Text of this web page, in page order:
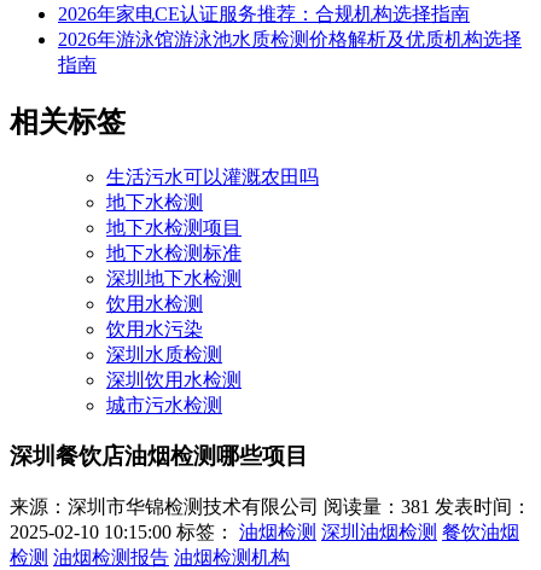
2026年家电CE认证服务推荐：合规机构选择指南
2026年游泳馆游泳池水质检测价格解析及优质机构选择
指南
相关标签
生活污水可以灌溉农田吗
地下水检测
地下水检测项目
地下水检测标准
深圳地下水检测
饮用水检测
饮用水污染
深圳水质检测
深圳饮用水检测
城市污水检测
深圳餐饮店油烟检测哪些项目
来源：深圳市华锦检测技术有限公司 阅读量：381 发表时间：
2025-02-10 10:15:00 标签： 油烟检测 深圳油烟检测 餐饮油烟
检测 油烟检测报告 油烟检测机构